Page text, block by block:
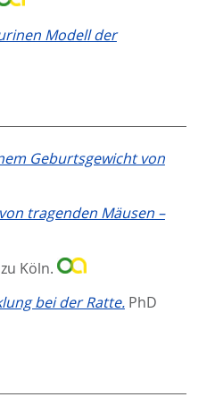
Modell der
Geburtsgewicht von
tragenden Mäusen –
Köln.
bei der Ratte. PhD